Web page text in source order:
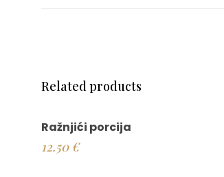
Related products
Ražnjići porcija
12.50 €